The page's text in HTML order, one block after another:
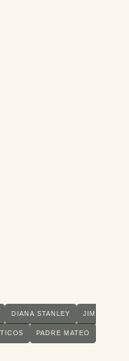
DIANA STANLEY JIM
PADRE MATEO